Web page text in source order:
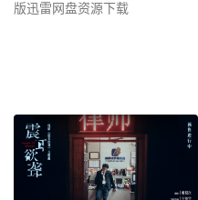
版迅雷网盘资源下载